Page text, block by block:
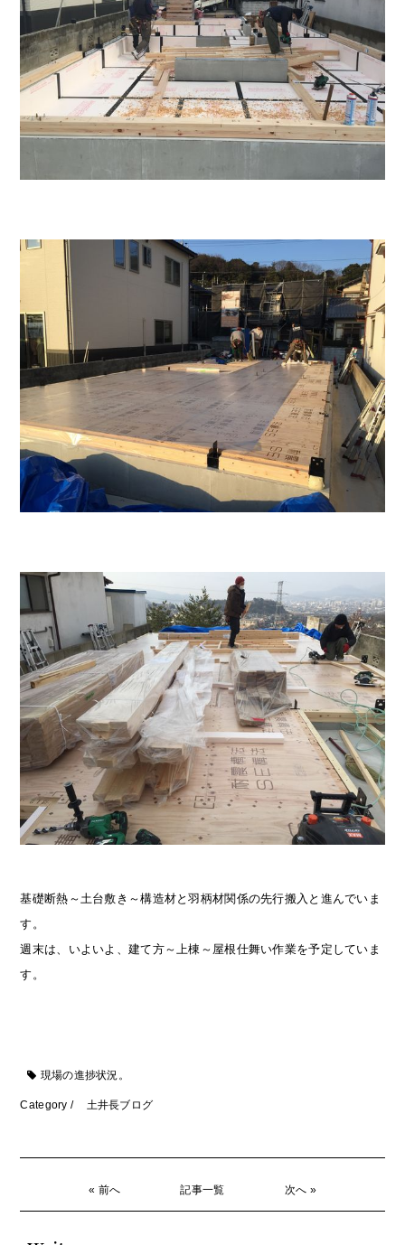
基礎断熱～土台敷き～構造材と羽柄材関係の先行搬入と進んでいま
す。
週末は、いよいよ、建て方～上棟～屋根仕舞い作業を予定していま
す。
現場の進捗状況。
Category / 土井長ブログ
« 前へ 記事一覧 次へ »